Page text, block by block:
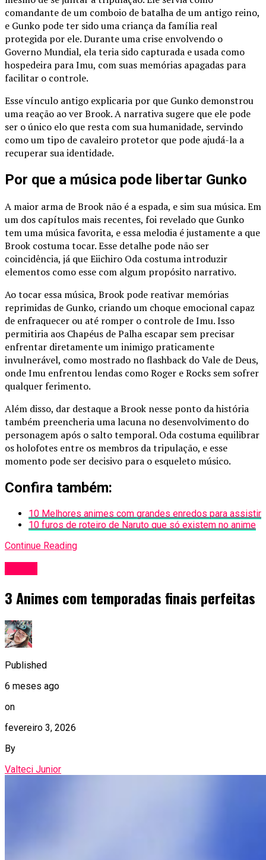
comandante de um comboio de batalha de um antigo reino,
e Gunko pode ter sido uma criança da família real
protegida por ele. Durante uma crise envolvendo o
Governo Mundial, ela teria sido capturada e usada como
hospedeira para Imu, com suas memórias apagadas para
facilitar o controle.
Esse vínculo antigo explicaria por que Gunko demonstrou
uma reação ao ver Brook. A narrativa sugere que ele pode
ser o único elo que resta com sua humanidade, servindo
como um tipo de cavaleiro protetor que pode ajudá-la a
recuperar sua identidade.
Por que a música pode libertar Gunko
A maior arma de Brook não é a espada, e sim sua música. Em
um dos capítulos mais recentes, foi revelado que Gunko
tem uma música favorita, e essa melodia é justamente a que
Brook costuma tocar. Esse detalhe pode não ser
coincidência, já que Eiichiro Oda costuma introduzir
elementos como esse com algum propósito narrativo.
Ao tocar essa música, Brook pode reativar memórias
reprimidas de Gunko, criando um choque emocional capaz
de enfraquecer ou até romper o controle de Imu. Isso
permitiria aos Chapéus de Palha escapar sem precisar
enfrentar diretamente um inimigo praticamente
invulnerável, como mostrado no flashback do Vale de Deus,
onde Imu enfrentou lendas como Roger e Rocks sem sofrer
qualquer ferimento.
Além disso, dar destaque a Brook nesse ponto da história
também preencheria uma lacuna no desenvolvimento do
personagem após o salto temporal. Oda costuma equilibrar
os holofotes entre os membros da tripulação, e esse
momento pode ser decisivo para o esqueleto músico.
Confira também:
10 Melhores animes com grandes enredos para assistir
10 furos de roteiro de Naruto que só existem no anime
Continue Reading
3 Animes com temporadas finais perfeitas
Published
6 meses ago
on
fevereiro 3, 2026
By
Valteci Junior